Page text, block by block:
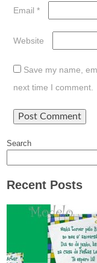
Email *
Website
Save my name,
next time I comment.
Search
Recent Posts